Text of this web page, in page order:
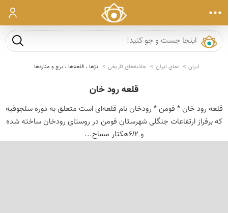
ورود
جست و
ایران نمای ایران جاذبه‌های تاریخی دژها ، قلعه‌ها ، برج و مناره‌ها
قلعه رود خان
قلعه رود خان * فومن * رودخان نام قلعه‌ای است متعلق به دوره سلجوقیه
که برفراز ارتفاعات جنگلی شهرستان فومن در روستای رودخان ساخته شده
و 6/2هکتار مساح...